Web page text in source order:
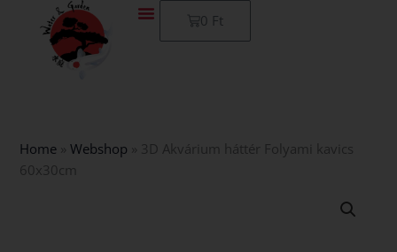
0 Ft
Kosár
Home »Webshop
3D Akvárium háttér Folyami kavics
60x30cm